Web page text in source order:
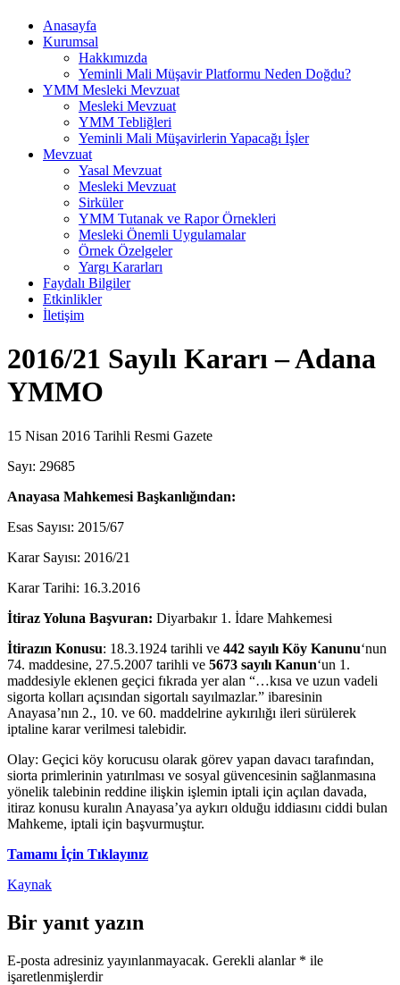
Anasayfa
Kurumsal
Hakkımızda
Yeminli Mali Müşavir Platformu Neden Doğdu?
YMM Mesleki Mevzuat
Mesleki Mevzuat
YMM Tebliğleri
Yeminli Mali Müşavirlerin Yapacağı İşler
Mevzuat
Yasal Mevzuat
Mesleki Mevzuat
Sirküler
YMM Tutanak ve Rapor Örnekleri
Mesleki Önemli Uygulamalar
Örnek Özelgeler
Yargı Kararları
Faydalı Bilgiler
Etkinlikler
İletişim
2016/21 Sayılı Kararı – Adana
YMMO
15 Nisan 2016 Tarihli Resmi Gazete
Sayı: 29685
Anayasa Mahkemesi Başkanlığından:
Esas Sayısı: 2015/67
Karar Sayısı: 2016/21
Karar Tarihi: 16.3.2016
İtiraz Yoluna Başvuran: Diyarbakır 1. İdare Mahkemesi
İtirazın Konusu: 18.3.1924 tarihli ve 442 sayılı Köy Kanunu‘nun
74. maddesine, 27.5.2007 tarihli ve 5673 sayılı Kanun‘un 1.
maddesiyle eklenen geçici fıkrada yer alan “…kısa ve uzun vadeli
sigorta kolları açısından sigortalı sayılmazlar.” ibaresinin
Anayasa’nın 2., 10. ve 60. maddelrine aykırılığı ileri sürülerek
iptaline karar verilmesi talebidir.
Olay: Geçici köy korucusu olarak görev yapan davacı tarafından,
siorta primlerinin yatırılması ve sosyal güvencesinin sağlanmasına
yönelik talebinin reddine ilişkin işlemin iptali için açılan davada,
itiraz konusu kuralın Anayasa’ya aykırı olduğu iddiasını ciddi bulan
Mahkeme, iptali için başvurmuştur.
Tamamı İçin Tıklayınız
Kaynak
Bir yanıt yazın
E-posta adresiniz yayınlanmayacak. Gerekli alanlar * ile
işaretlenmişlerdir